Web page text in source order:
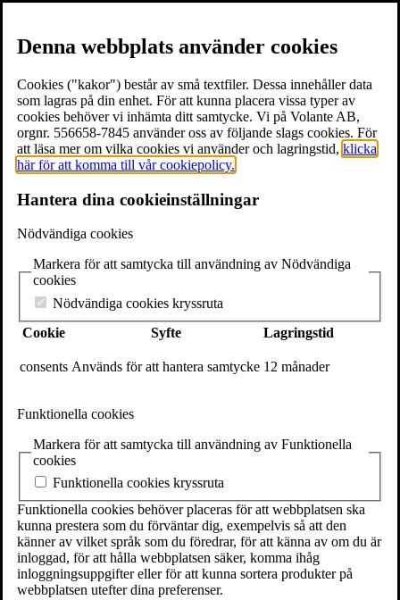
≡ Meny
Böcker
Föreläsare
Volantebloggen
Pressrum
Om Volante
Kontakt
Webshop
SE-111 27 Stockholm
+46(0) 8 702 15 19
info@volante.se
Fler kontaktuppgifter
Cookieinställningar
Per Grankvist
Denna webbplats använder cookies
Cookies ("kakor") består av små textfiler. Dessa innehåller data
som lagras på din enhet. För att kunna placera vissa typer av
cookies behöver vi inhämta ditt samtycke. Vi på Volante AB,
orgnr. 556658-7845 använder oss av följande slags cookies. För
att läsa mer om vilka cookies vi använder och lagringstid, klicka
här för att komma till vår cookiepolicy.
Hantera dina cookieinställningar
Nödvändiga cookies
Markera för att samtycka till användning av Nödvändiga
cookies
Nödvändiga cookies kryssruta
Cookie
Syfte Lagringstid
consents Används för att hantera samtycke 12 månader
Funktionella cookies
Markera för att samtycka till användning av Funktionella
cookies
Funktionella cookies kryssruta
Funktionella cookies behöver placeras för att webbplatsen ska
kunna prestera som du förväntar dig, exempelvis så att den
känner av vilket språk som du föredrar, för att känna av om du är
inloggad, för att hålla webbplatsen säker, komma ihåg
inloggningsuppgifter eller för att kunna sortera produkter på
webbplatsen utefter dina preferenser.